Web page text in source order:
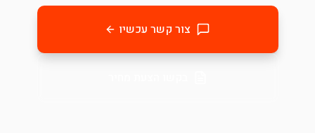
צור קשר עכשיו